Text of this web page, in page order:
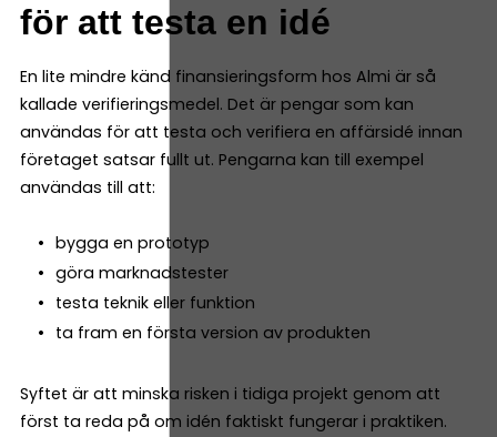
för att testa en idé
En lite mindre känd finansieringsform hos Almi är så
kallade verifieringsmedel. Det är pengar som kan
användas för att testa och verifiera en affärsidé innan
företaget satsar fullt ut. Pengarna kan till exempel
användas till att:
bygga en prototyp
göra marknadstester
testa teknik eller funktion
ta fram en första version av produkten
Syftet är att minska risken i tidiga projekt genom att
först ta reda på om idén faktiskt fungerar i praktiken.